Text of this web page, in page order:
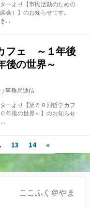
ーより【市民活動のための
会）】のお知らせです。
...
フェ ～１年後
後の世界～
/事務局通信
ーより【第５０回哲学カフ
年後の世界～】のお知らせ
13 14 »
こふく＠やま